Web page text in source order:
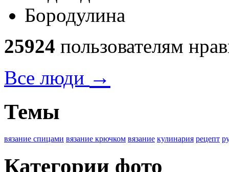
25924 пользователям
Все люди →
Темы
вязание спицами вязание крючком вязание кулинария рецепт
Категории фото